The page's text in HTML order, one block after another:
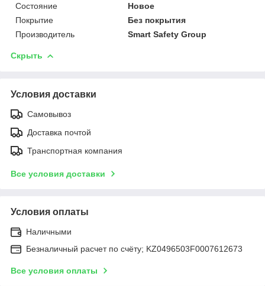
Состояние
Новое
Покрытие
Без покрытия
Производитель
Smart Safety Group
Скрыть
Условия доставки
Самовывоз
Доставка почтой
Транспортная компания
Все условия доставки
Условия оплаты
Наличными
Безналичный расчет по счёту; KZ0496503F0007612673
Все условия оплаты